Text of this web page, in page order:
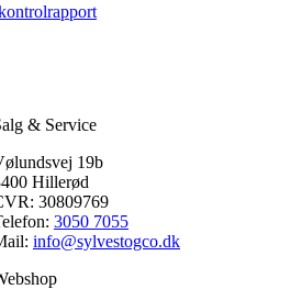
& Service
19b
Hillerød
30809769
3050 7055
info@sylvestogco.dk